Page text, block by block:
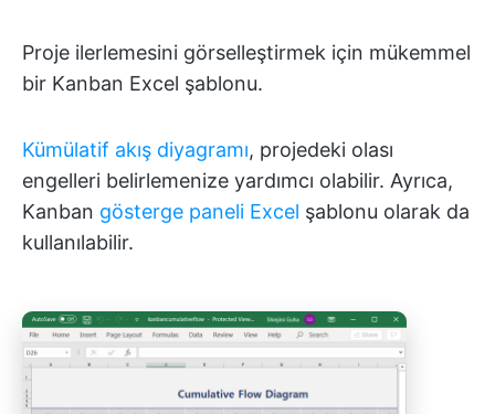
Proje ilerlemesini görselleştirmek için mükemmel
bir Kanban Excel şablonu.
Kümülatif akış diyagramı, projedeki olası
engelleri belirlemenize yardımcı olabilir. Ayrıca,
Kanban gösterge paneli Excel şablonu olarak da
kullanılabilir.